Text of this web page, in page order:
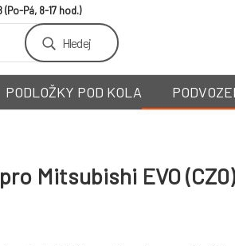
Hledej
PODLOŽKY POD KOLA
Mitsubishi EVO